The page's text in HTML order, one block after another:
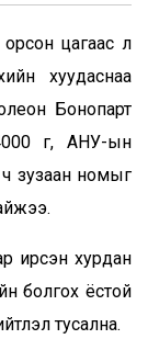
цагаас л
хуудаснаа
Бонопарт
үг, АНУ-ын
зузаан номыг
ирсэн хурдан
болгох ёстой
тусална.